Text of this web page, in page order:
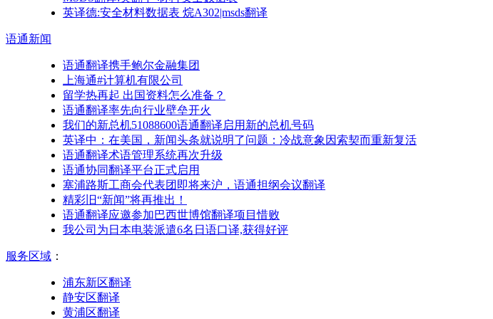
英译德:安全材料数据表 烷A302|msds翻译
语通新闻
语通翻译携手鲍尔金融集团
上海通#计算机有限公司
留学热再起 出国资料怎么准备？
语通翻译率先向行业壁垒开火
我们的新总机51088600语通翻译启用新的总机号码
英译中：在美国，新闻头条就说明了问题：冷战意象因索契而重新复活
语通翻译术语管理系统再次升级
语通协同翻译平台正式启用
塞浦路斯工商会代表团即将来沪，语通担纲会议翻译
精彩旧“新闻”将再推出！
语通翻译应邀参加巴西世博馆翻译项目惜败
我公司为日本电装派遣6名日语口译,获得好评
服务区域 ：
浦东新区翻译
静安区翻译
黄浦区翻译